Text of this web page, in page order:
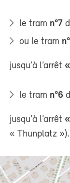
le tram n°7
ou le tram
jusqu’à l’arrêt
le tram n°6
jusqu’à l’arrêt
« Thunplatz »).